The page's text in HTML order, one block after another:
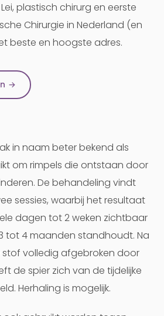
plastisch chirurg en eerste
Chirurgie in Nederland (en
beste en hoogste adres.
→
in naam beter bekend als
om rimpels die ontstaan door
De behandeling vindt
sessies, waarbij het resultaat
dagen tot 2 weken zichtbaar
tot 4 maanden standhoudt. Na
stof volledig afgebroken door
de spier zich van de tijdelijke
Herhaling is mogelijk.